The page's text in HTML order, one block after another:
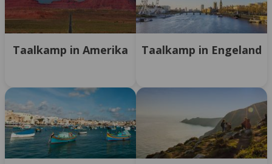
Taalkamp in Amerika Taalkamp in Engeland